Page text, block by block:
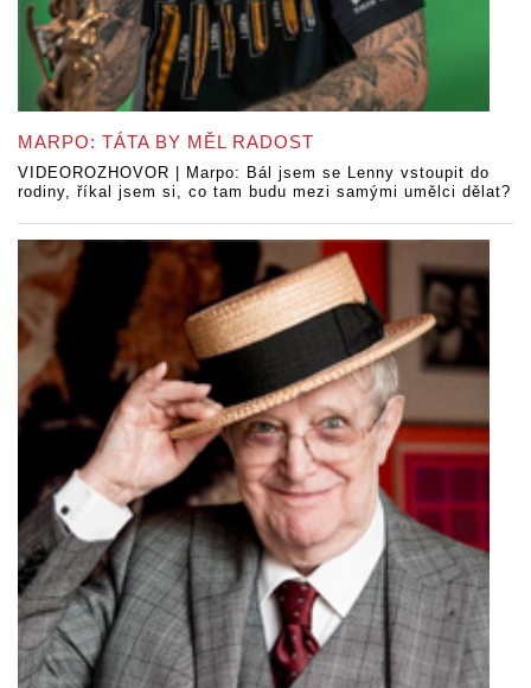
MARPO: TÁTA BY MĚL RADOST
VIDEOROZHOVOR | Marpo: Bál jsem se Lenny vstoupit do
rodiny, říkal jsem si, co tam budu mezi samými umělci dělat?